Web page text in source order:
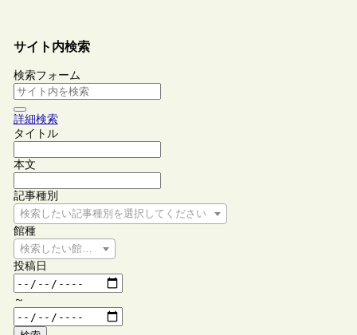
サイト内検索
検索フォーム
詳細検索
タイトル
本文
記事種別
検索したい記事種別を選択してください
館種
検索したい館種を選択してください
投稿日
～